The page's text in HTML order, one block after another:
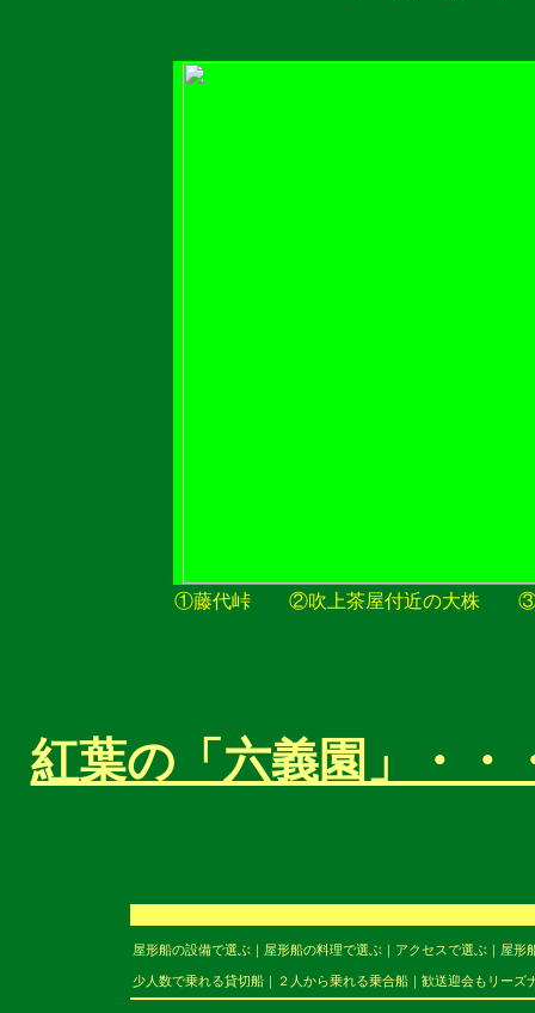
①藤代峠 ②吹上茶屋付近の大株 ③吟
紅葉の「六義園」・・
屋形船の設備で選ぶ｜ 屋形船の料理で選ぶ｜ アクセスで選ぶ｜ 屋形
少人数で乗れる貸切船｜ ２人から乗れる乗合船｜ 歓送迎会もリーズ